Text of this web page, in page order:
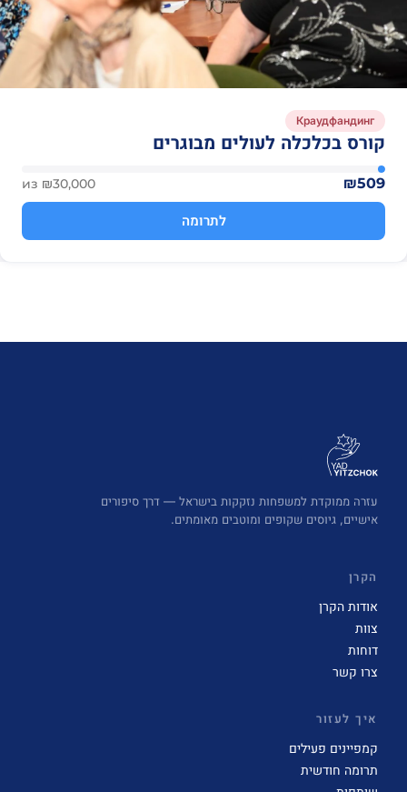
Краудфандинг
קורס בכלכלה לעולים מבוגרים
₪509
из ₪30,000
לתרומה
עזרה ממוקדת למשפחות נזקקות בישראל — דרך סיפורים
אישיים, גיוסים שקופים ומוטבים מאומתים.
הקרן
אודות הקרן
צוות
דוחות
צרו קשר
איך לעזור
קמפיינים פעילים
תרומה חודשית